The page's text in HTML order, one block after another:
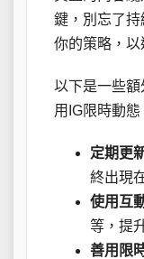
鍵，別忘了
你的策略，以
以下是一些
用IG限時動態
定期更
終出現
使用互
等，提
善用限